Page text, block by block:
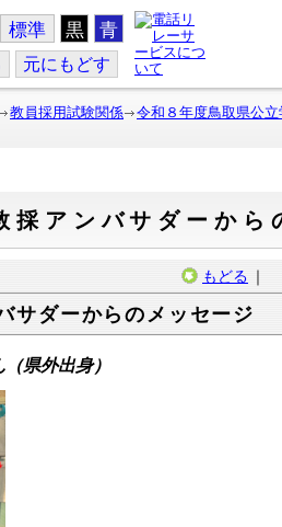
標準 黒 青
元にもどす
教員採用試験関係 令和８年度鳥取県公
採アンバサダーから
もどる ｜
サダーからのメッセージ
県外出身）